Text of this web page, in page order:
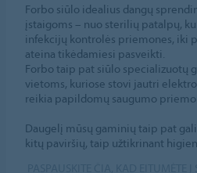
Forbo siūlo idealius dangų
įstaigoms – nuo sterilių patalpų,
infekcijų kontrolės priemones, iki
ateina tikėdamiesi pasveikti.
Forbo taip pat siūlo specializuotų
vietoms, kuriose stovi jautri
reikia papildomų saugumo
Daugelį mūsų gaminių taip pat
kitų paviršių, taip užtikrinant